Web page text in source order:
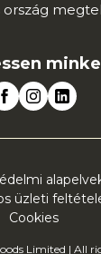
ország
üzleti
Cookies
Limited | All